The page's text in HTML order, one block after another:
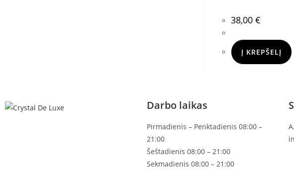
38,00 €
Į KREPŠELĮ
Darbo laikas
Pirmadienis – Penktadienis 08:00 –
21:00
Šeštadienis 08:00 – 21:00
Sekmadienis 08:00 – 21:00